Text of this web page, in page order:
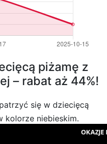
piżamę z
– rabat aż 44%!
się w dziecięcą
kolorze niebieskim.
44.99 zł, czyli ażOKAZJE